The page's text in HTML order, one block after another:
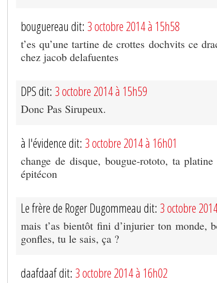
bouguereau dit: 3 octobre 2014 à 15h58
t’es qu’une tartine de crottes dochvits ce
chez jacob delafuentes
DPS dit: 3 octobre 2014 à 15h59
Donc Pas Sirupeux.
à l'évidence dit: 3 octobre 2014 à 16h01
change de disque, bougue-rototo, ta
épitécon
Le frère de Roger Dugommeau dit: 3 octobre
mais t’as bientôt fini d’injurier ton monde,
gonfles, tu le sais, ça ?
daafdaaf dit: 3 octobre 2014 à 16h02